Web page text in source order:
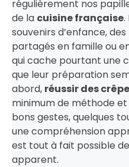
régulièrement nos
de la cuisine française.
souvenirs d’enfance,
partagés en famille ou
qui cache pourtant une
que leur préparation
abord, réussir des
minimum de méthode
bons gestes, quelques
une compréhension
est tout à fait possible
apparent.